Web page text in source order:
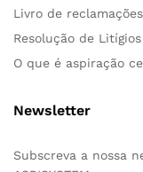
Livro de reclamações
Resolução de Litígios
O que é aspiração
Newsletter
Subscreva a nossa